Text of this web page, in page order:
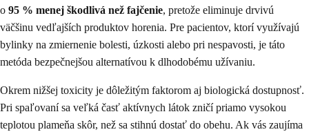
o 95 % menej škodlivá než fajčenie, pretože eliminuje drvivú
väčšinu vedľajších produktov horenia. Pre pacientov, ktorí využívajú
bylinky na zmiernenie bolesti, úzkosti alebo pri nespavosti, je táto
metóda bezpečnejšou alternatívou k dlhodobému užívaniu.
Okrem nižšej toxicity je dôležitým faktorom aj biologická dostupnosť.
Pri spaľovaní sa veľká časť aktívnych látok zničí priamo vysokou
teplotou plameňa skôr, než sa stihnú dostať do obehu. Ak vás zaujíma